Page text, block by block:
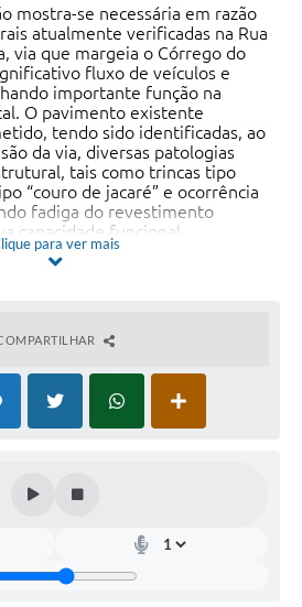
mostra-se necessária em razão
atualmente verificadas na Rua
via que margeia o Córrego do
fluxo de veículos e
importante função na
O pavimento existente
tendo sido identificadas, ao
da via, diversas patologias
tais como trincas tipo
“couro de jacaré” e ocorrência
fadiga do revestimento
capacidade funcional.
comprometem a
situação que se agrava em
em razão da
do Virgílio. A infiltração e o
para a evolução dos danos,
de deterioração e elevando os
de demandarem intervenções
avaliação das condições
de execução de
acompanhado das intervenções
de modo a restabelecer a
para ver mais